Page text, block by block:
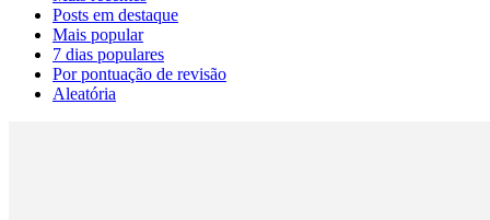
Posts em destaque
Mais popular
7 dias populares
Por pontuação de revisão
Aleatória